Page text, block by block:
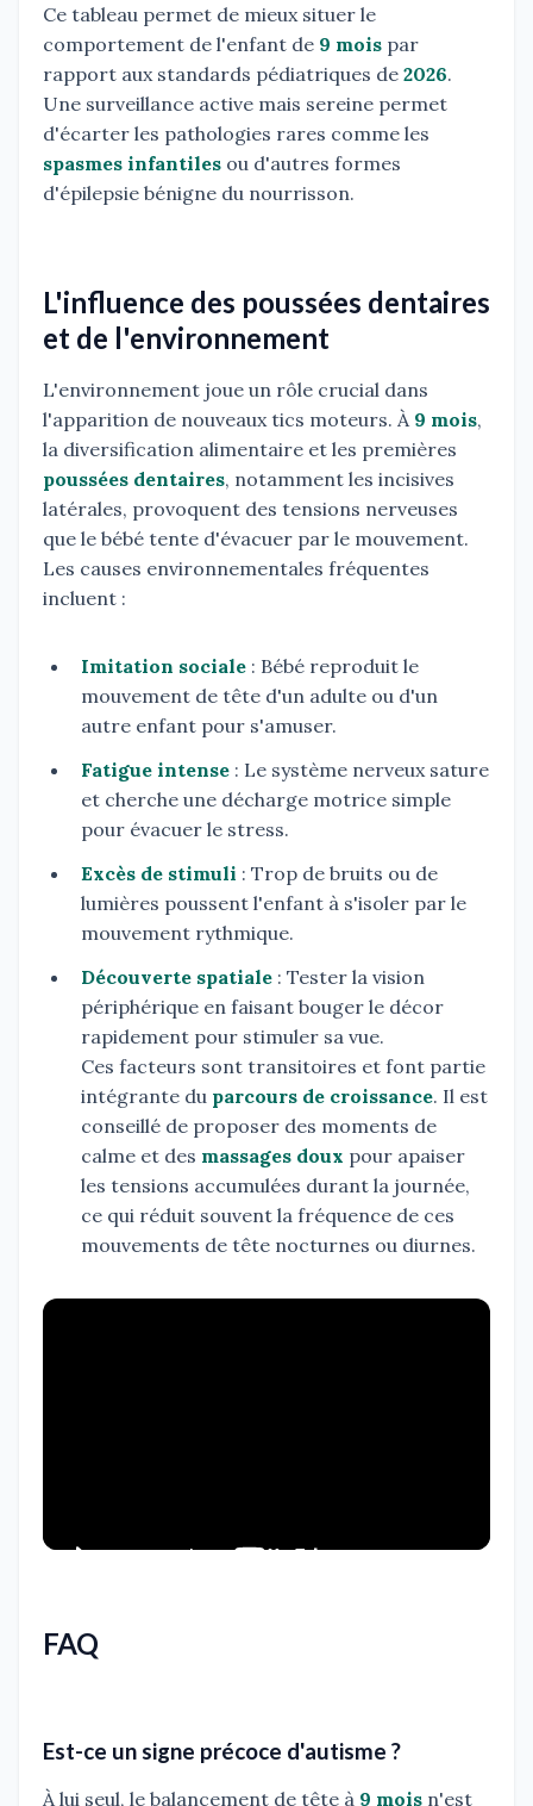
Ce tableau permet de mieux situer le
comportement de l'enfant de 9 mois par
rapport aux standards pédiatriques de 2026.
Une surveillance active mais sereine permet
d'écarter les pathologies rares comme les
spasmes infantiles ou d'autres formes
d'épilepsie bénigne du nourrisson.
L'influence des poussées dentaires
et de l'environnement
L'environnement joue un rôle crucial dans
l'apparition de nouveaux tics moteurs. À 9 mois,
la diversification alimentaire et les premières
poussées dentaires, notamment les incisives
latérales, provoquent des tensions nerveuses
que le bébé tente d'évacuer par le mouvement.
Les causes environnementales fréquentes
incluent :
Imitation sociale : Bébé reproduit le
mouvement de tête d'un adulte ou d'un
autre enfant pour s'amuser.
Fatigue intense : Le système nerveux sature
et cherche une décharge motrice simple
pour évacuer le stress.
Excès de stimuli : Trop de bruits ou de
lumières poussent l'enfant à s'isoler par le
mouvement rythmique.
Découverte spatiale : Tester la vision
périphérique en faisant bouger le décor
rapidement pour stimuler sa vue.
Ces facteurs sont transitoires et font partie
intégrante du parcours de croissance. Il est
conseillé de proposer des moments de
calme et des massages doux pour apaiser
les tensions accumulées durant la journée,
ce qui réduit souvent la fréquence de ces
mouvements de tête nocturnes ou diurnes.
FAQ
Est-ce un signe précoce d'autisme ?
À lui seul, le balancement de tête à 9 mois n'est